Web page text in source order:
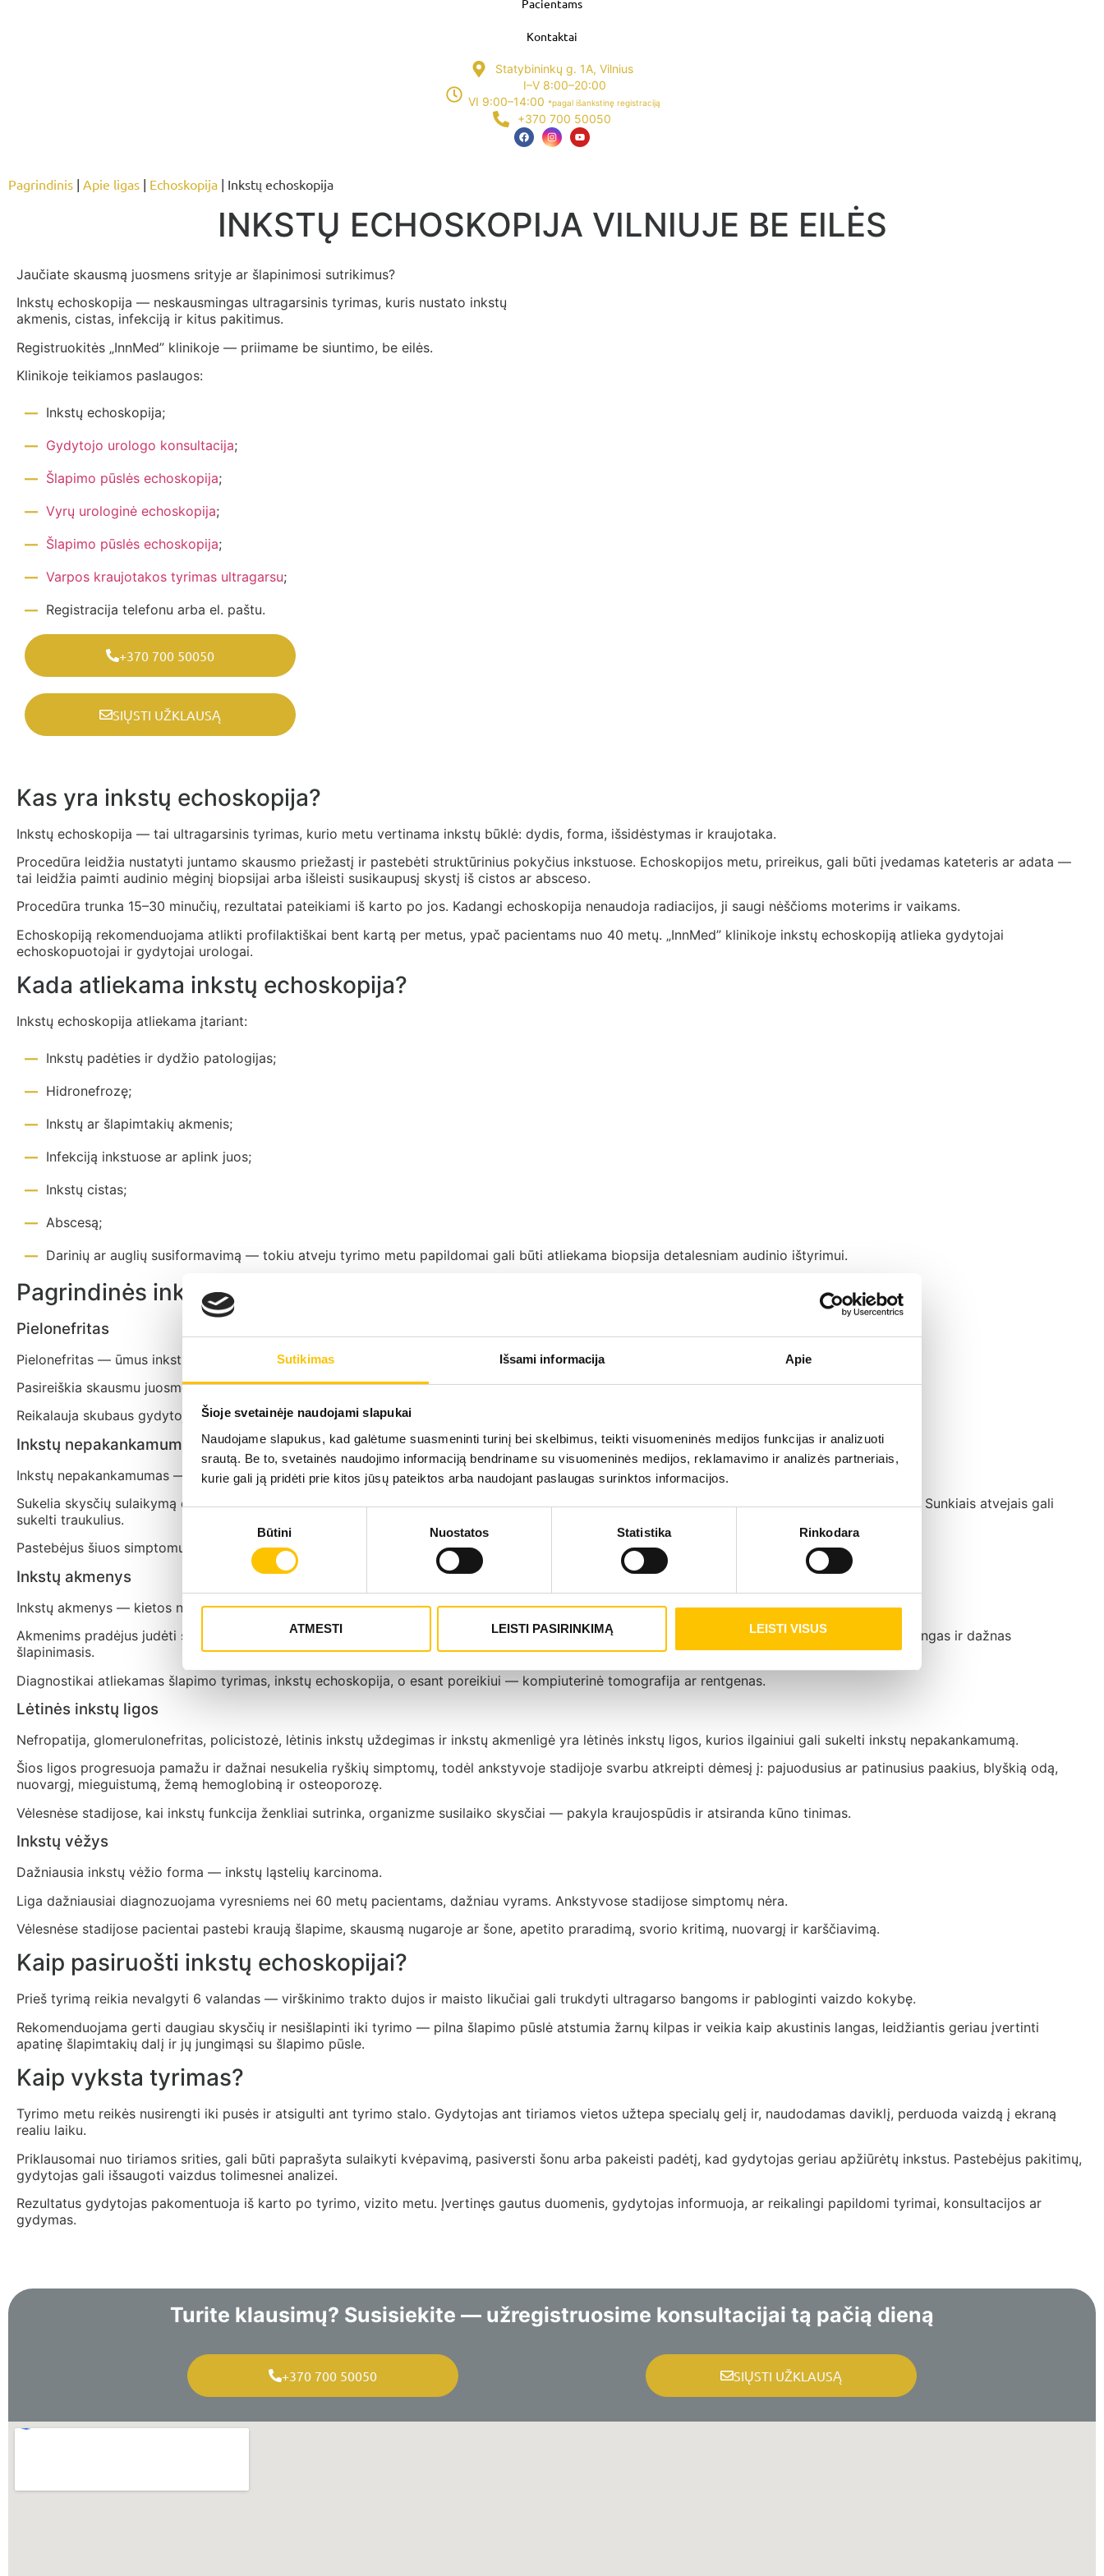
Sutikimas Išsami informacija Apie
Šioje svetainėje naudojami slapukai
Naudojame slapukus, kad galėtume suasmeninti turinį bei skelbimus, teikti visuomeninės medijos funkcijas ir analizuoti
srautą. Be to, svetainės naudojimo informaciją bendriname su visuomeninės medijos, reklamavimo ir analizės partneriais,
kurie gali ją pridėti prie kitos jūsų pateiktos arba naudojant paslaugas surinktos informacijos.
Būtini Nuostatos Statistika Rinkodara
ATMESTI LEISTI PASIRINKIMĄ LEISTI VISUS
Pacientams
Kontaktai
Statybininkų g. 1A, Vilnius
I–V 8:00–20:00
VI 9:00–14:00 *pagal išankstinę registraciją
+370 700 50050
Pagrindinis | Apie ligas | Echoskopija | Inkstų echoskopija
INKSTŲ ECHOSKOPIJA VILNIUJE BE EILĖS
Jaučiate skausmą juosmens srityje ar šlapinimosi sutrikimus?
Inkstų echoskopija — neskausmingas ultragarsinis tyrimas, kuris nustato inkstų
akmenis, cistas, infekciją ir kitus pakitimus.
Registruokitės „InnMed” klinikoje — priimame be siuntimo, be eilės.
Klinikoje teikiamos paslaugos:
Inkstų echoskopija;
Gydytojo urologo konsultacija;
Šlapimo pūslės echoskopija;
Vyrų urologinė echoskopija;
Šlapimo pūslės echoskopija;
Varpos kraujotakos tyrimas ultragarsu;
Registracija telefonu arba el. paštu.
+370 700 50050
SIŲSTI UŽKLAUSĄ
Kas yra inkstų echoskopija?
Inkstų echoskopija — tai ultragarsinis tyrimas, kurio metu vertinama inkstų būklė: dydis, forma, išsidėstymas ir kraujotaka.
Procedūra leidžia nustatyti juntamo skausmo priežastį ir pastebėti struktūrinius pokyčius inkstuose. Echoskopijos metu, prireikus, gali būti įvedamas kateteris ar adata —
tai leidžia paimti audinio mėginį biopsijai arba išleisti susikaupusį skystį iš cistos ar absceso.
Procedūra trunka 15–30 minučių, rezultatai pateikiami iš karto po jos. Kadangi echoskopija nenaudoja radiacijos, ji saugi nėščioms moterims ir vaikams.
Echoskopiją rekomenduojama atlikti profilaktiškai bent kartą per metus, ypač pacientams nuo 40 metų. „InnMed” klinikoje inkstų echoskopiją atlieka gydytojai
echoskopuotojai ir gydytojai urologai.
Kada atliekama inkstų echoskopija?
Inkstų echoskopija atliekama įtariant:
Inkstų padėties ir dydžio patologijas;
Hidronefrozę;
Inkstų ar šlapimtakių akmenis;
Infekciją inkstuose ar aplink juos;
Inkstų cistas;
Abscesą;
Darinių ar auglių susiformavimą — tokiu atveju tyrimo metu papildomai gali būti atliekama biopsija detalesniam audinio ištyrimui.
Pagrindinės inkstų ligos, diagnozuojamos echoskopijos metu
Pielonefritas
Pielonefritas — ūmus inkstų geldelių uždegimas, kurį sukelia infekcija. Liga dažniau pasireiškia moterims.
Pasireiškia skausmu juosmens srityje, karščiavimu, šaltkrėčiu, pykinimu, vėmimu ir pakitusia šlapimo spalva ar kvapu.
Reikalauja skubaus gydytojo vertinimo ir antibakterinio gydymo.
Inkstų nepakankamumas
Inkstų nepakankamumas — greitai besivystantis inkstų funkcijos sutrikimas, kai inkstai nebepajėgia tinkamai filtruoti kraujo.
Sukelia skysčių sulaikymą organizme, sumažėjusį šlapinimąsi, aukštą kraujospūdį, dusulį, nereguliarų širdies ritmą, nuovargį, pykinimą ir silpnumą. Sunkiais atvejais gali
sukelti traukulius.
Pastebėjus šiuos simptomus, būtina nedelsiant kreiptis į skubios pagalbos skyrių.
Inkstų akmenys
Inkstų akmenys — kietos nuosėdos, kurios formuojasi inkstuose ir ilgą laiką gali nesukelti jokių simptomų.
Akmenims pradėjus judėti šlapimo takais, atsiranda stiprus skausmas, plintantis nuo juosmens per pilvo apačią į kirkšnį. Kartu pasireiškia skausmingas ir dažnas
šlapinimasis.
Diagnostikai atliekamas šlapimo tyrimas, inkstų echoskopija, o esant poreikiui — kompiuterinė tomografija ar rentgenas.
Lėtinės inkstų ligos
Nefropatija, glomerulonefritas, policistozė, lėtinis inkstų uždegimas ir inkstų akmenligė yra lėtinės inkstų ligos, kurios ilgainiui gali sukelti inkstų nepakankamumą.
Šios ligos progresuoja pamažu ir dažnai nesukelia ryškių simptomų, todėl ankstyvoje stadijoje svarbu atkreipti dėmesį į: pajuodusius ar patinusius paakius, blyškią odą,
nuovargį, mieguistumą, žemą hemoglobiną ir osteoporozę.
Vėlesnėse stadijose, kai inkstų funkcija ženkliai sutrinka, organizme susilaiko skysčiai — pakyla kraujospūdis ir atsiranda kūno tinimas.
Inkstų vėžys
Dažniausia inkstų vėžio forma — inkstų ląstelių karcinoma.
Liga dažniausiai diagnozuojama vyresniems nei 60 metų pacientams, dažniau vyrams. Ankstyvose stadijose simptomų nėra.
Vėlesnėse stadijose pacientai pastebi kraują šlapime, skausmą nugaroje ar šone, apetito praradimą, svorio kritimą, nuovargį ir karščiavimą.
Kaip pasiruošti inkstų echoskopijai?
Prieš tyrimą reikia nevalgyti 6 valandas — virškinimo trakto dujos ir maisto likučiai gali trukdyti ultragarso bangoms ir pabloginti vaizdo kokybę.
Rekomenduojama gerti daugiau skysčių ir nesišlapinti iki tyrimo — pilna šlapimo pūslė atstumia žarnų kilpas ir veikia kaip akustinis langas, leidžiantis geriau įvertinti
apatinę šlapimtakių dalį ir jų jungimąsi su šlapimo pūsle.
Kaip vyksta tyrimas?
Tyrimo metu reikės nusirengti iki pusės ir atsigulti ant tyrimo stalo. Gydytojas ant tiriamos vietos užtepa specialų gelį ir, naudodamas daviklį, perduoda vaizdą į ekraną
realiu laiku.
Priklausomai nuo tiriamos srities, gali būti paprašyta sulaikyti kvėpavimą, pasiversti šonu arba pakeisti padėtį, kad gydytojas geriau apžiūrėtų inkstus. Pastebėjus pakitimų,
gydytojas gali išsaugoti vaizdus tolimesnei analizei.
Rezultatus gydytojas pakomentuoja iš karto po tyrimo, vizito metu. Įvertinęs gautus duomenis, gydytojas informuoja, ar reikalingi papildomi tyrimai, konsultacijos ar
gydymas.
Turite klausimų? Susisiekite — užregistruosime konsultacijai tą pačią dieną
+370 700 50050 SIŲSTI UŽKLAUSĄ